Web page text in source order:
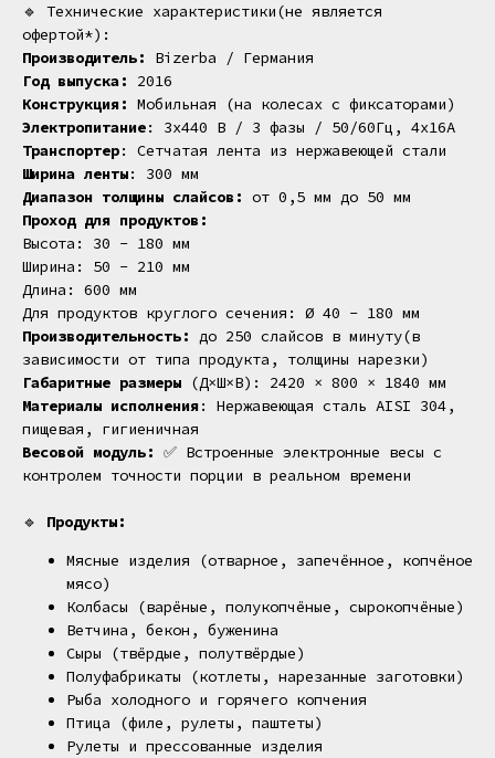
🔹 Технические характеристики(не является
офертой*):
Производитель:
Bizerba / Германия
Год выпуска:
2016
Конструкция: Мобильная (на колесах с фиксаторами)
Электропитание: 3х440 В / 3 фазы / 50/60Гц, 4х16А
Транспортер: Сетчатая лента из нержавеющей стали
Ширина ленты: 300 мм
Диапазон толщины слайсов: от 0,5 мм до 50 мм
Проход для продуктов:
Высота: 30 - 180 мм
Ширина: 50 - 210 мм
Длина: 600 мм
Для продуктов круглого сечения: Ø 40 - 180 мм
Производительность: до 250 слайсов в минуту(в
зависимости от типа продукта, толщины нарезки)
Габаритные размеры (Д×Ш×В): 2420 × 800 × 1840 мм
Материалы исполнения: Нержавеющая сталь AISI 304,
пищевая, гигиеничная
Весовой модуль: ✅ Встроенные электронные весы с
контролем точности порции в реальном времени
🔹
Продукты:
Мясные изделия (отварное, запечённое, копчёное
мясо)
Колбасы (варёные, полукопчёные, сырокопчёные)
Ветчина, бекон, буженина
Сыры (твёрдые, полутвёрдые)
Полуфабрикаты (котлеты, нарезанные заготовки)
Рыба холодного и горячего копчения
Птица (филе, рулеты, паштеты)
Рулеты и прессованные изделия